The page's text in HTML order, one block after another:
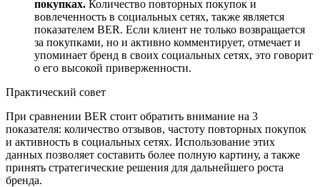
покупках. Количество повторных покупок и
вовлеченность в социальных сетях, также является
показателем BER. Если клиент не только возвращается
за покупками, но и активно комментирует, отмечает и
упоминает бренд в своих социальных сетях, это говорит
о его высокой приверженности.
Практический совет
При сравнении BER стоит обратить внимание на 3
показателя: количество отзывов, частоту повторных покупок
и активность в социальных сетях. Использование этих
данных позволяет составить более полную картину, а также
принять стратегические решения для дальнейшего роста
бренда.